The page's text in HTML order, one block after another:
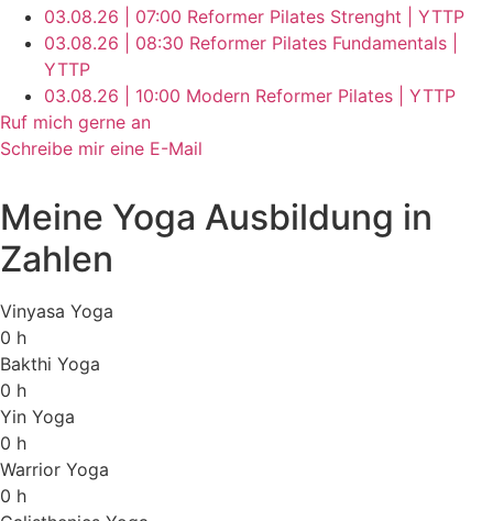
03.08.26 | 07:00 Reformer Pilates Strenght | YTTP
03.08.26 | 08:30 Reformer Pilates Fundamentals |
YTTP
03.08.26 | 10:00 Modern Reformer Pilates | YTTP
Ruf mich gerne an
Schreibe mir eine E-Mail
Meine Yoga Ausbildung in
Zahlen
Vinyasa Yoga
0 h
Bakthi Yoga
0 h
Yin Yoga
0 h
Warrior Yoga
0 h